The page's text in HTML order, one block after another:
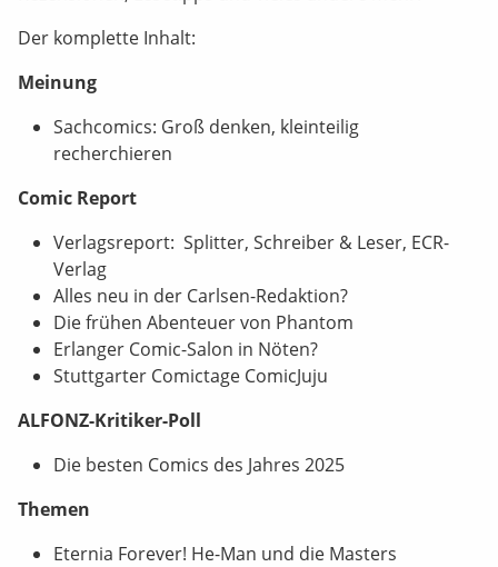
Der komplette Inhalt:
Meinung
Sachcomics: Groß denken, kleinteilig
recherchieren
Comic Report
Verlagsreport: Splitter, Schreiber & Leser, ECR-
Verlag
Alles neu in der Carlsen-Redaktion?
Die frühen Abenteuer von Phantom
Erlanger Comic-Salon in Nöten?
Stuttgarter Comictage ComicJuju
ALFONZ-Kritiker-Poll
Die besten Comics des Jahres 2025
Themen
Eternia Forever! He-Man und die Masters